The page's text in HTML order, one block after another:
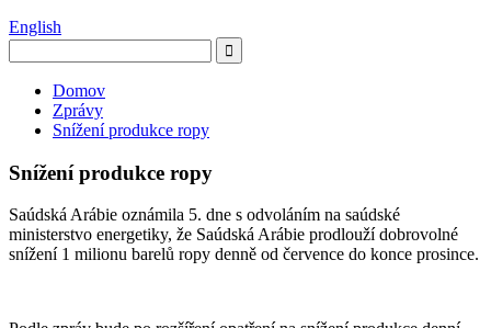
English
Domov
Zprávy
Snížení produkce ropy
Snížení produkce ropy
Saúdská Arábie oznámila 5. dne s odvoláním na saúdské
ministerstvo energetiky, že Saúdská Arábie prodlouží dobrovolné
snížení 1 milionu barelů ropy denně od července do konce prosince.